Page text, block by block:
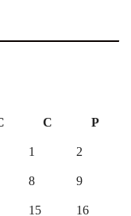
C P
1 2
8 9
15 16